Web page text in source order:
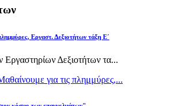
Εργαστ. Δεξιοτήτων τάξη Ε΄
Εργαστηρίων Δεξιοτήτων τα...
για τις πλημμύρες,...